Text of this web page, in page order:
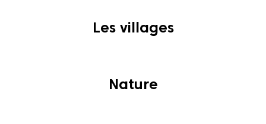
Les villages
Nature